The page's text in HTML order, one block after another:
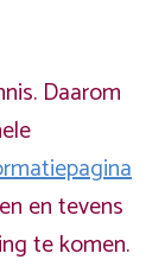
Daarom
en tevens
te komen.